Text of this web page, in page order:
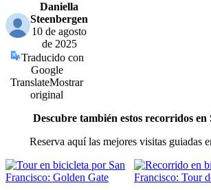
Daniella
Steenbergen
10 de agosto
de 2025
Traducido con
Google
TranslateMostrar
original
Descubre también estos recorridos en
Reserva aquí las mejores visitas guiadas